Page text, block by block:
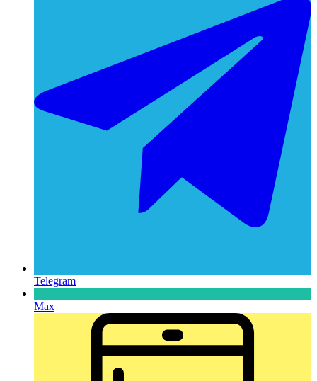
Telegram
Max